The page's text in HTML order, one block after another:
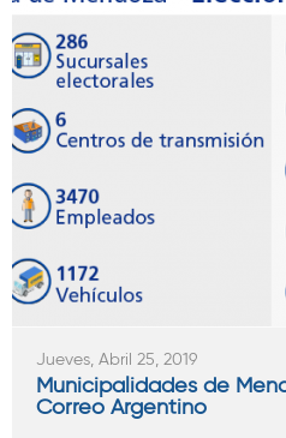
Jueves, Abril 25, 2019
Municipalidades de
Correo Argentino